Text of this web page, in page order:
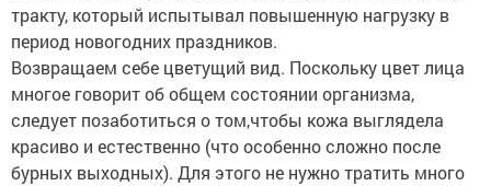
тракту, который испытывал повышенную нагрузку в
период новогодних праздников.
Возвращаем себе цветущий вид. Поскольку цвет лица
многое говорит об общем состоянии организма,
следует позаботиться о том,чтобы кожа выглядела
красиво и естественно (что особенно сложно после
бурных выходных). Для этого не нужно тратить много